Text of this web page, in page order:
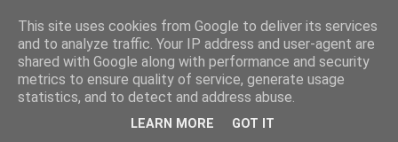
This site uses cookies from Google to deliver its services
and to analyze traffic. Your IP address and user-agent are
shared with Google along with performance and security
metrics to ensure quality of service, generate usage
statistics, and to detect and address abuse.
LEARN MORE GOT IT